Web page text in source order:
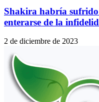
Shakira habría
enterarse de la
2 de diciembre de 2023